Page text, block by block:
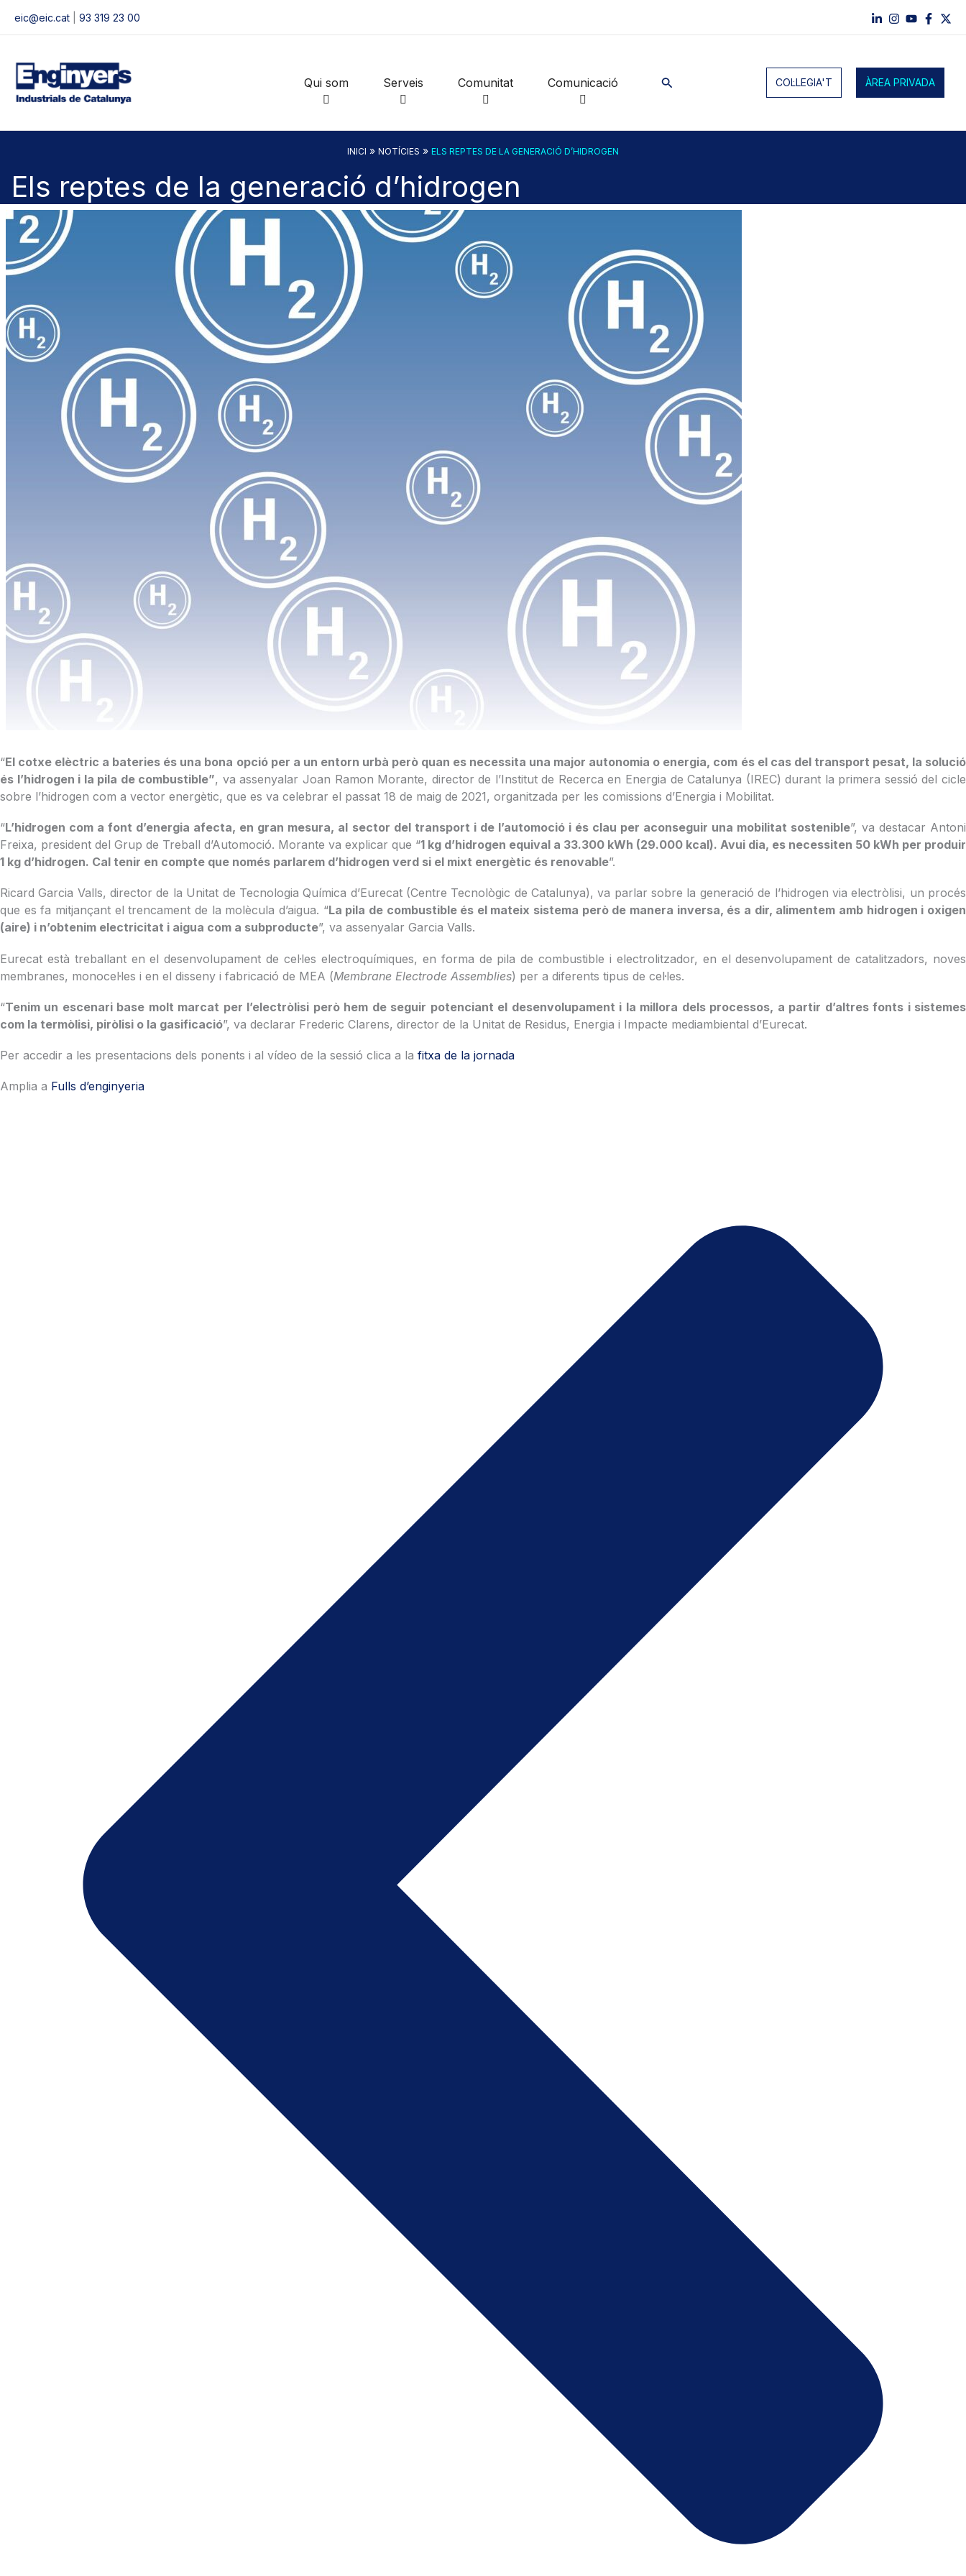
eic@eic.cat 93 319 23 00
Qui som Serveis Comunitat Comunicació Cerca COL·LEGIA'T ÀREA PRIVADA
INICI » NOTÍCIES » ELS REPTES DE LA GENERACIÓ D’HIDROGEN
Els reptes de la generació d’hidrogen
“El cotxe elèctric a bateries és una bona opció per a un entorn urbà però quan es necessita una major autonomia o energia, com és el cas del transport pesat, la solució
és l’hidrogen i la pila de combustible”, va assenyalar Joan Ramon Morante, director de l’Institut de Recerca en Energia de Catalunya (IREC) durant la primera sessió del cicle
sobre l’hidrogen com a vector energètic, que es va celebrar el passat 18 de maig de 2021, organitzada per les comissions d’Energia i Mobilitat.
“L’hidrogen com a font d’energia afecta, en gran mesura, al sector del transport i de l’automoció i és clau per aconseguir una mobilitat sostenible”, va destacar Antoni
Freixa, president del Grup de Treball d’Automoció. Morante va explicar que “1 kg d’hidrogen equival a 33.300 kWh (29.000 kcal). Avui dia, es necessiten 50 kWh per produir
1 kg d’hidrogen. Cal tenir en compte que només parlarem d’hidrogen verd si el mixt energètic és renovable”.
Ricard Garcia Valls, director de la Unitat de Tecnologia Química d’Eurecat (Centre Tecnològic de Catalunya), va parlar sobre la generació de l’hidrogen via electròlisi, un procés
que es fa mitjançant el trencament de la molècula d’aigua. “La pila de combustible és el mateix sistema però de manera inversa, és a dir, alimentem amb hidrogen i oxigen
(aire) i n’obtenim electricitat i aigua com a subproducte”, va assenyalar Garcia Valls.
Eurecat està treballant en el desenvolupament de cel·les electroquímiques, en forma de pila de combustible i electrolitzador, en el desenvolupament de catalitzadors, noves
membranes, monocel·les i en el disseny i fabricació de MEA (Membrane Electrode Assemblies) per a diferents tipus de cel·les.
“Tenim un escenari base molt marcat per l’electròlisi però hem de seguir potenciant el desenvolupament i la millora dels processos, a partir d’altres fonts i sistemes
com la termòlisi, piròlisi o la gasificació”, va declarar Frederic Clarens, director de la Unitat de Residus, Energia i Impacte mediambiental d’Eurecat.
Per accedir a les presentacions dels ponents i al vídeo de la sessió clica a la fitxa de la jornada
Amplia a Fulls d’enginyeria